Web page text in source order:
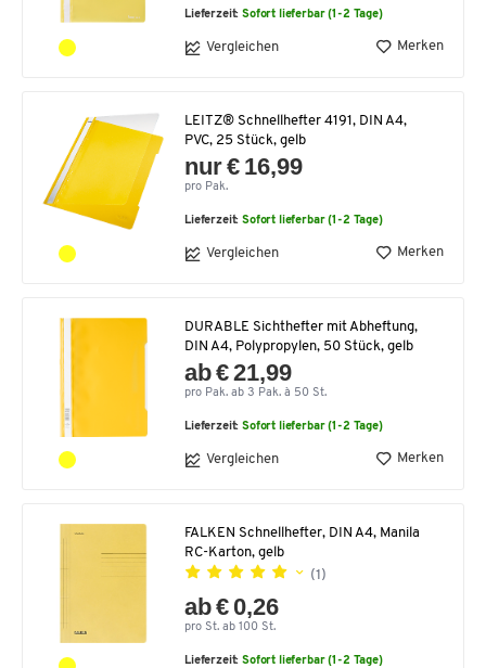
Lieferzeit:Sofort lieferbar (1-2 Tage)
Vergleichen Merken
LEITZ® Schnellhefter 4191, DIN A4,
PVC, 25 Stück, gelb
nur € 16,99
pro Pak.
Lieferzeit:Sofort lieferbar (1-2 Tage)
Vergleichen Merken
DURABLE Sichthefter mit Abheftung,
DIN A4, Polypropylen, 50 Stück, gelb
ab € 21,99
pro Pak. ab 3 Pak. à 50 St.
Lieferzeit:Sofort lieferbar (1-2 Tage)
Vergleichen Merken
FALKEN Schnellhefter, DIN A4, Manila
RC-Karton, gelb
(1)
ab € 0,26
pro St. ab 100 St.
Lieferzeit:Sofort lieferbar (1-2 Tage)